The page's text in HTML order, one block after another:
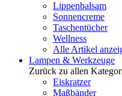
Lippenbalsam
Sonnencreme
Taschentücher
Wellness
Alle Artikel
Lampen & Werkzeuge
Zurück zu allen
Eiskratzer
Maßbänder